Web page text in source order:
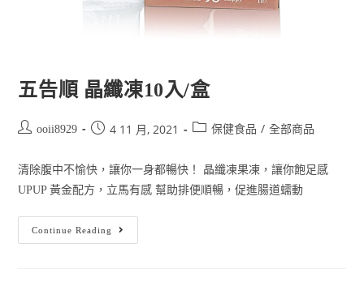
五告順 晶纖凍10入/盒
ooii8929 4 11 月, 2021 保健食品 / 全部商品
清除腹中不愉快，讓你一身都暢快！ 晶纖凍果凍，讓你飽足感
UPUP 黃金配方，立馬有感 幫助排便順暢，促進腸道蠕動
Continue Reading